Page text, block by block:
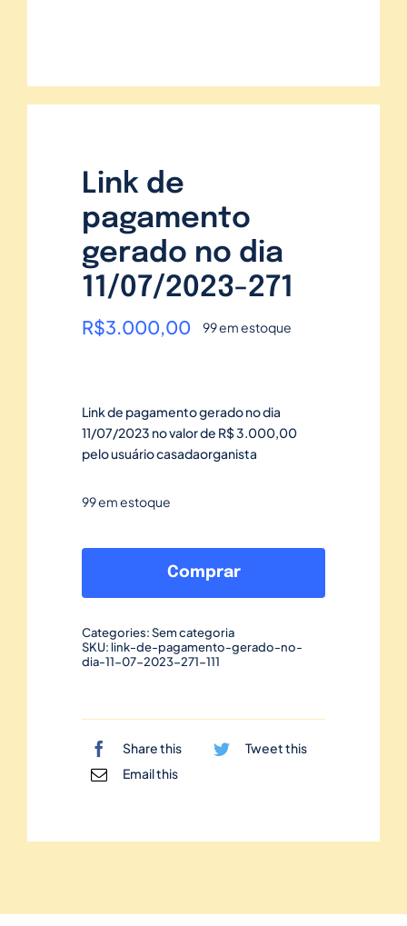
Link de
pagamento
gerado no dia
11/07/2023-271
R$3.000,00 99 em estoque
Link de pagamento gerado no dia
11/07/2023 no valor de R$ 3.000,00
pelo usuário casadaorganista
99 em estoque
de
no
dia
quantidade
Comprar
Categories:Sem categoria
SKU: link-de-pagamento-gerado-no-
dia-11-07-2023-271-111
Share this
Tweet this
Email this